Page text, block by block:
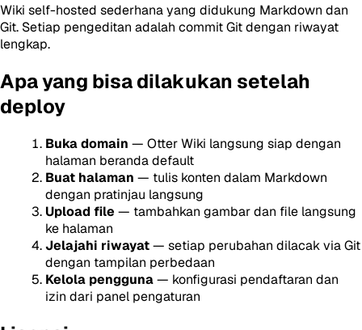
Wiki self-hosted sederhana yang didukung Markdown dan
Git. Setiap pengeditan adalah commit Git dengan riwayat
lengkap.
Apa yang bisa dilakukan setelah
deploy
Buka domain — Otter Wiki langsung siap dengan
halaman beranda default
Buat halaman — tulis konten dalam Markdown
dengan pratinjau langsung
Upload file — tambahkan gambar dan file langsung
ke halaman
Jelajahi riwayat— setiap perubahan dilacak via Git
dengan tampilan perbedaan
Kelola pengguna— konfigurasi pendaftaran dan
izin dari panel pengaturan